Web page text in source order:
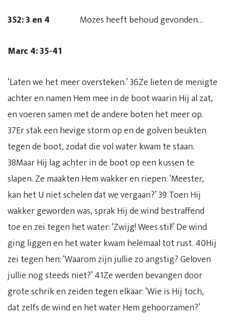
352: 3 en 4 Mozes heeft behoud gevonden…
Marc 4: 35-41
‘Laten we het meer oversteken.’ 36Ze lieten de menigte
achter en namen Hem mee in de boot waarin Hij al zat,
en voeren samen met de andere boten het meer op.
37Er stak een hevige storm op en de golven beukten
tegen de boot, zodat die vol water kwam te staan.
38Maar Hij lag achter in de boot op een kussen te
slapen. Ze maakten Hem wakker en riepen: ‘Meester,
kan het U niet schelen dat we vergaan?’ 39 Toen Hij
wakker geworden was, sprak Hij de wind bestraffend
toe en zei tegen het water: ‘Zwijg! Wees stil!’ De wind
ging liggen en het water kwam helemaal tot rust. 40Hij
zei tegen hen: ‘Waarom zijn jullie zo angstig? Geloven
jullie nog steeds niet?’ 41Ze werden bevangen door
grote schrik en zeiden tegen elkaar: ‘Wie is Hij toch,
dat zelfs de wind en het water Hem gehoorzamen?’